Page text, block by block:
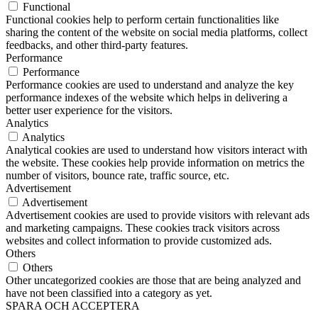
Functional
Functional cookies help to perform certain functionalities like
sharing the content of the website on social media platforms, collect
feedbacks, and other third-party features.
Performance
Performance
Performance cookies are used to understand and analyze the key
performance indexes of the website which helps in delivering a
better user experience for the visitors.
Analytics
Analytics
Analytical cookies are used to understand how visitors interact with
the website. These cookies help provide information on metrics the
number of visitors, bounce rate, traffic source, etc.
Advertisement
Advertisement
Advertisement cookies are used to provide visitors with relevant ads
and marketing campaigns. These cookies track visitors across
websites and collect information to provide customized ads.
Others
Others
Other uncategorized cookies are those that are being analyzed and
have not been classified into a category as yet.
SPARA OCH ACCEPTERA